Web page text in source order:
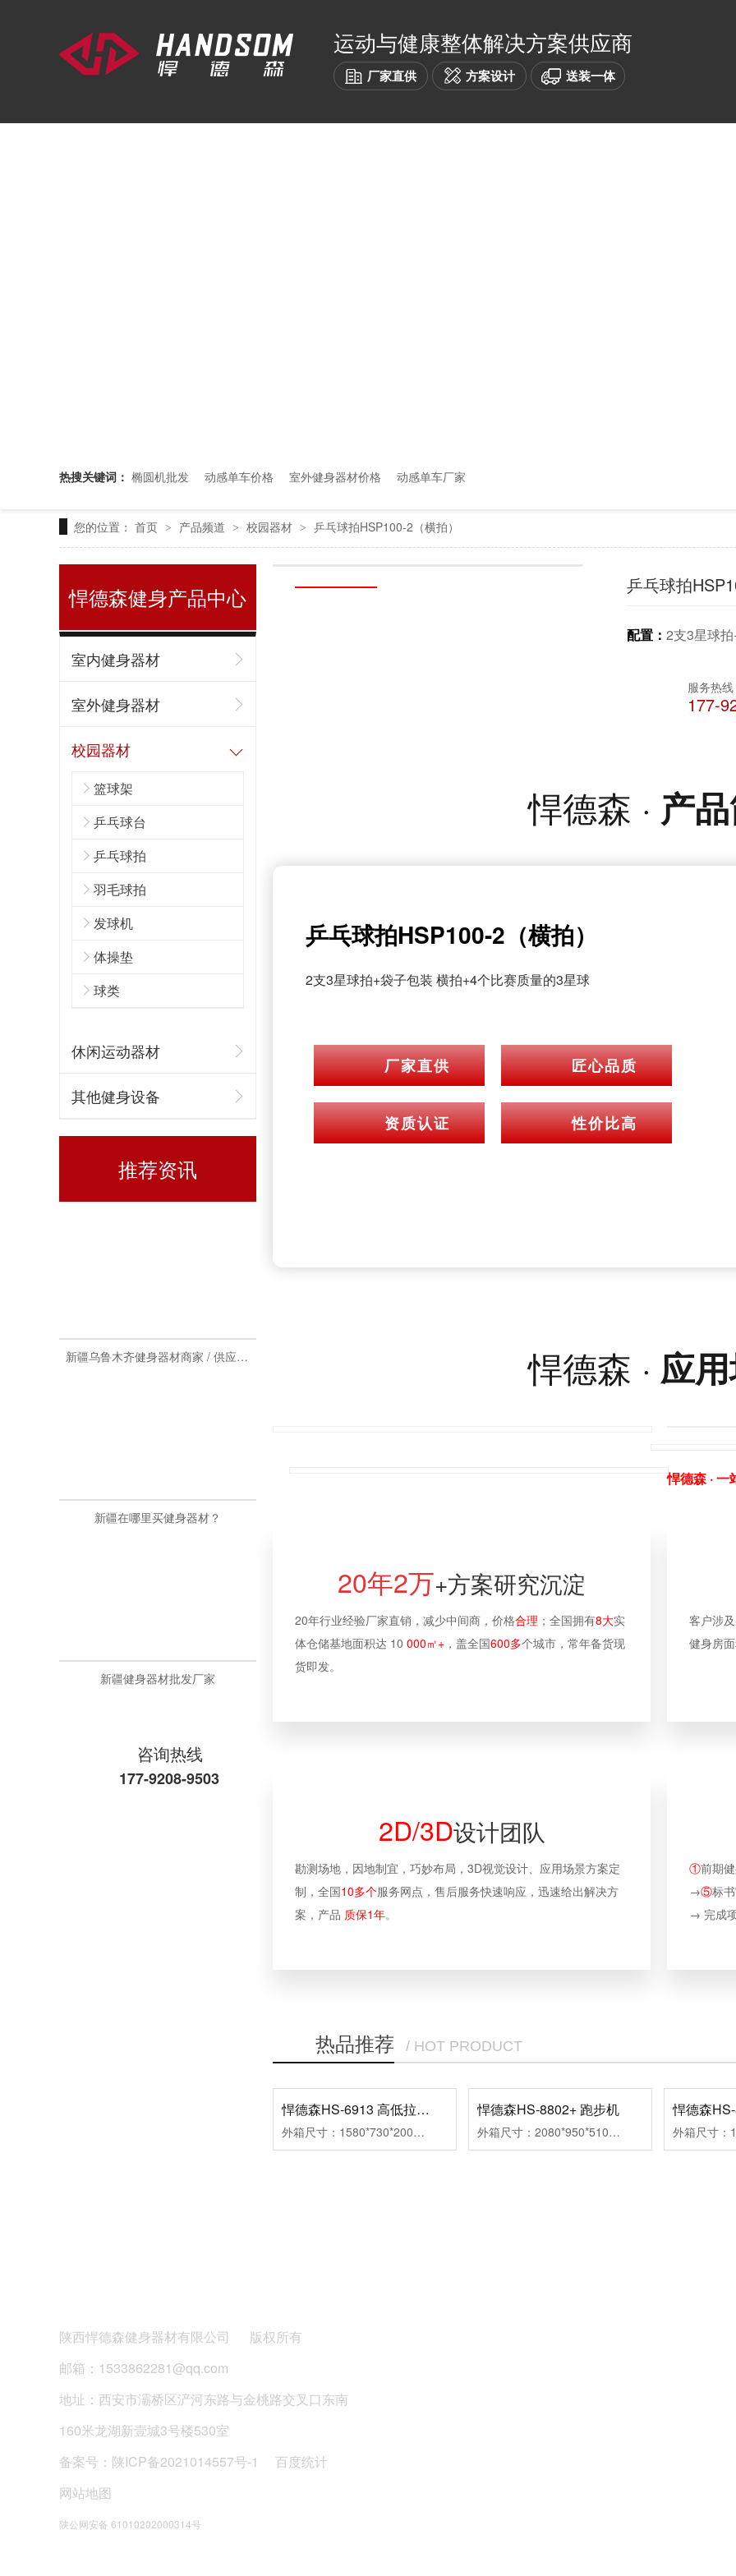
运动与健康整体解决方案供应商
厂家直供 方案设计 送装一体
热搜关键词： 椭圆机批发 动感单车价格 室外健身器材价格 动感单车厂家
您的位置： 首页 > 产品频道 > 校园器材 > 乒乓球拍HSP100-2（横拍）
乒乓球拍
配置： 2支3星球
服务热
177-
悍德森 · 产
乒乓球拍HSP100-2（横拍）
2支3星球拍+袋子包装 横拍+4个比赛质量的3星球
厂家直供 匠心品质
资质认证 性价比高
悍德森 · 应
悍德森 ·一
20年2万+方案研究沉淀
20年行业经验厂家直销，减少中间商，价格合理 ；全国拥有8大实
体仓储基地面积达 10 000㎡+ ，盖全国600多个城市，常年备货现
货即发。
客户涉
健身房
2D/3D设计团队
勘测场地，因地制宜，巧妙布局，3D视觉设计、应用场景方案定
制，全国10多个服务网点，售后服务快速响应，迅速给出解决方
案，产品 质保1年。
①前期
→⑤标
→ 完成
热品推荐 / HOT PRODUCT
悍德森HS-6913 高低拉训练器
外箱尺寸：1580*730*200mm、1960*460*220mm组装尺寸：1550*1220*2140mm净重/毛重：178kg/193kg
悍德森HS-8802+ 跑步机
外箱尺寸：2080*950*510mm组装尺寸：1950*890*1570mm跑带尺寸：1520*560mm净重/毛重：107/126kg马达功率：4.5HP速度范围：1.0-18km扬升范围：1-12段
悍德森
悍德森健身产品中心
室内健身器材
室外健身器材
校园器材
篮球架
乒乓球台
乒乓球拍
羽毛球拍
发球机
体操垫
球类
休闲运动器材
其他健身设备
推荐资讯
悍德森 | 成都高新某单位 健身房配置方案
新疆乌鲁木齐健身器材专卖店
新疆乌鲁木齐健身器材专卖店
咨询热线
177-9208-9503
陕西悍德森健身器材有限公司
版权所有
邮箱：1533862281@qq.com
地址：西安市灞桥区浐河东路与金桃路交叉口东南
160米龙湖新壹城3号楼530室
备案号： 陕ICP备2021014557号-1
百度统计
网站地图
陕公网安备 61010202000314号